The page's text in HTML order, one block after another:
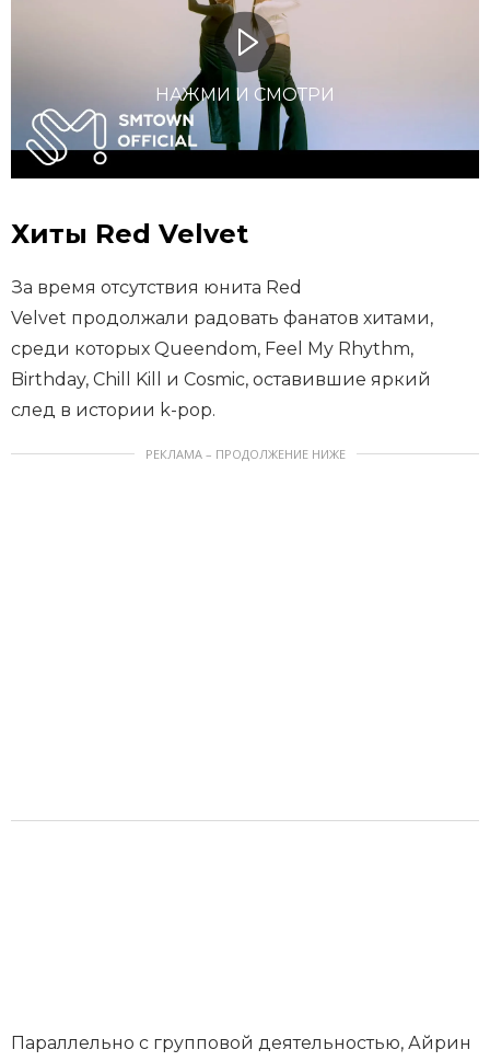
НАЖМИ И СМОТРИ
Хиты Red Velvet
За время отсутствия юнита Red
Velvet продолжали радовать фанатов хитами,
среди которых Queendom, Feel My Rhythm,
Birthday, Chill Kill и Cosmic, оставившие яркий
след в истории k-pop.
РЕКЛАМА – ПРОДОЛЖЕНИЕ НИЖЕ
Параллельно с групповой деятельностью, Айрин